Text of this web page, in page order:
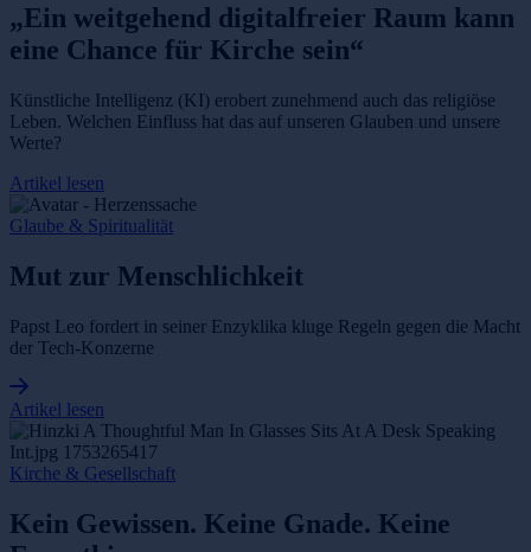
„Ein weitgehend digitalfreier Raum kann
eine Chance für Kirche sein“
Künstliche Intelligenz (KI) erobert zunehmend auch das religiöse
Leben. Welchen Einfluss hat das auf unseren Glauben und unsere
Werte?
Artikel lesen
Glaube & Spiritualität
Mut zur Menschlichkeit
Papst Leo fordert in seiner Enzyklika kluge Regeln gegen die Macht
der Tech-Konzerne
Artikel lesen
Kirche & Gesellschaft
Kein Gewissen. Keine Gnade. Keine